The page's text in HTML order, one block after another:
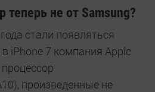
теперь не от Samsung?
стали появляться
iPhone 7 компания Apple
произведенные не